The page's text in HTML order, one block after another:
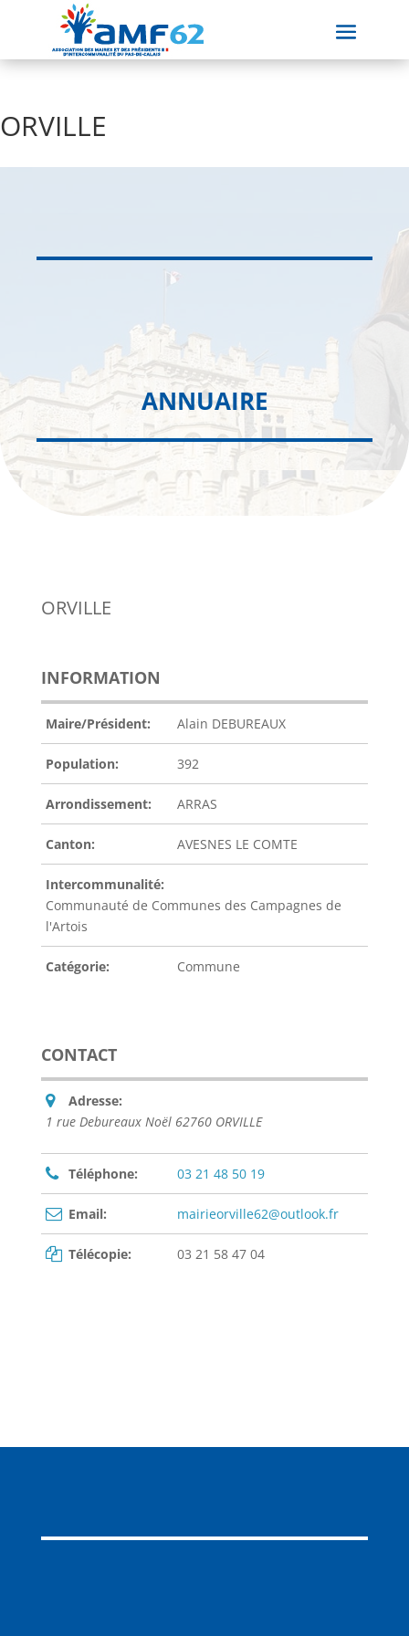
ORVILLE
ANNUAIRE
ORVILLE
INFORMATION
Maire/Président: Alain DEBUREAUX
Population: 392
Arrondissement: ARRAS
Canton: AVESNES LE COMTE
Intercommunalité:
Communauté de Communes des Campagnes de
l'Artois
Catégorie: Commune
CONTACT
Adresse:
1 rue Debureaux Noël 62760 ORVILLE
Téléphone: 03 21 48 50 19
Email: mairieorville62@outlook.fr
Télécopie: 03 21 58 47 04